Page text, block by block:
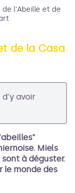
de l'Abeille et de
de la Casa
d'y avoir
Miels
à déguster.
le monde des